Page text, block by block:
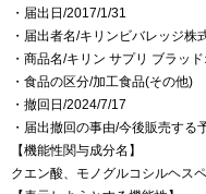
・届出日/2017/1/31
・届出者名/キリンビバレッジ株
・商品名/キリン サプリ ブラッ
・食品の区分/加工食品(その他)
・撤回日/2024/7/17
・届出撤回の事由/今後販売する
【機能性関与成分名】
クエン酸、モノグルコシルヘス